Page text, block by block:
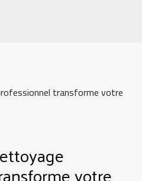
transforme votre